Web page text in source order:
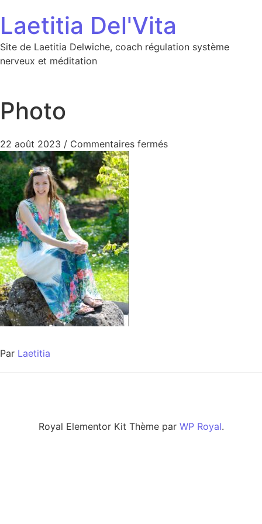
Laetitia Del'Vita
Site de Laetitia Delwiche, coach régulation système
nerveux et méditation
Photo
22 août 2023 / Commentaires ferméssur Photo
Par Laetitia
Royal Elementor Kit Thème par WP Royal.